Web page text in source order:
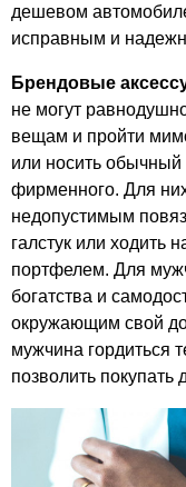
дешевом
исправным и
Брендовые
не могут
вещам и пройти
или носить
фирменного. Для
недопустимым
галстук или ходить
портфелем. Для
богатства и
окружающим свой
мужчина гордиться
позволить покупать